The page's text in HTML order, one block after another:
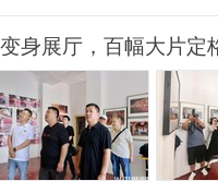
身展厅，百幅大片定